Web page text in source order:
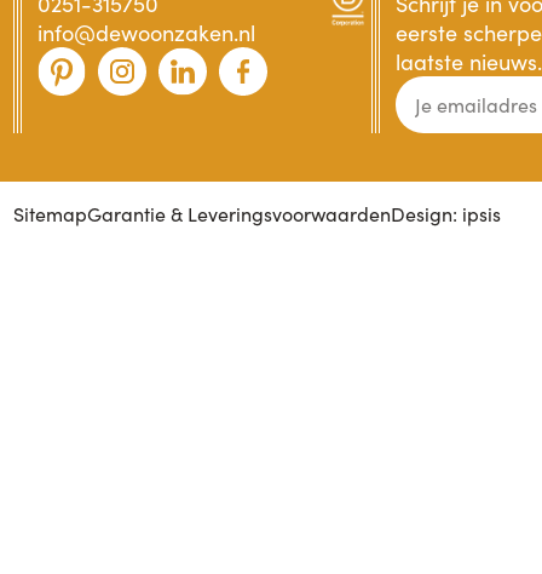
info@dewoonzaken.nl
eerste
laatste nieuws.
SitemapGarantie & LeveringsvoorwaardenDesign: ipsis